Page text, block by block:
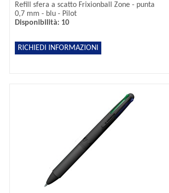
Refill sfera a scatto Frixionball Zone - punta
0,7 mm - blu - Pilot
Disponibilità: 10
RICHIEDI INFORMAZIONI